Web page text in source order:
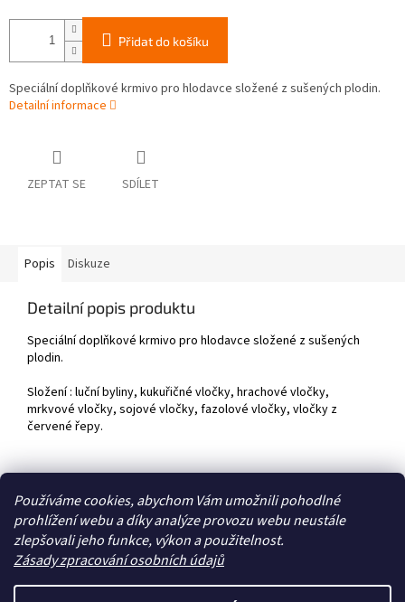
Používáme cookies, abychom Vám umožnili pohodlné
prohlížení webu a díky analýze provozu webu neustále
zlepšovali jeho funkce, výkon a použitelnost.
Zásady zpracování osobních údajů
Přidat do košíku
Speciální doplňkové krmivo pro hlodavce složené z sušených plodin.
Detailní informace
ZEPTAT SE SDÍLET
Popis Diskuze
Detailní popis produktu
Speciální doplňkové krmivo pro hlodavce složené z sušených
plodin.
Složení : luční byliny, kukuřičné vločky, hrachové vločky,
mrkvové vločky, sojové vločky, fazolové vločky, vločky z
červené řepy.
Zboží.cz Heureka.cz